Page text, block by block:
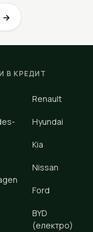
→
В КРЕДИТ
Renault
Hyundai
Kia
Nissan
Ford
BYD
(електро)